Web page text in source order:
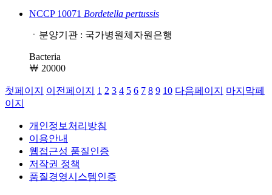
NCCP 10071 Bordetella pertussis
ㆍ분양기관 : 국가병원체자원은행
Bacteria
￦ 20000
첫페이지 이전페이지 1 2 3 4 5 6 7 8 9 10 다음페이지
마지막페
이지
개인정보처리방침
이용안내
웹접근성 품질인증
저작권 정책
품질경영시스템인증